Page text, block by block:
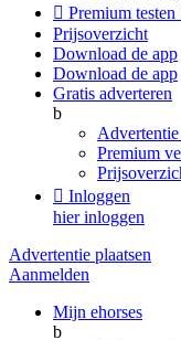
 Premium testen
Prijsoverzicht
Download de app
Download de app
Gratis adverteren
b
Advertentie
Premium
 Inloggen
hier inloggen
Advertentie plaatsen
Aanmelden
Mijn ehorses
b